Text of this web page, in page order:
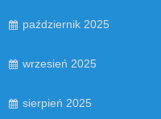
październik 2025
wrzesień 2025
sierpień 2025